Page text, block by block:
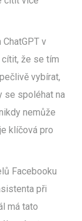
v
že se tím
vybírat,
se spoléhat na
nemůže
klíčová pro
Facebooku
při
má tato